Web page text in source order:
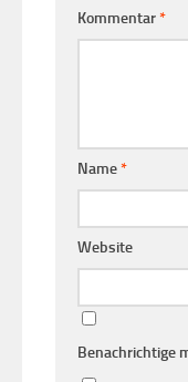
Kommentar*
Name*
Website
Benachrichtige